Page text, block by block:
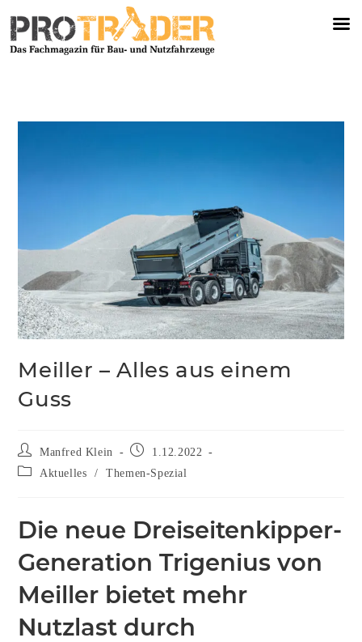
Meiller – Alles aus einem
Guss
Manfred Klein
1.12.2022
Aktuelles
/ Themen-Spezial
Die neue Dreiseitenkipper-
Generation Trigenius von
Meiller bietet mehr
Nutzlast durch